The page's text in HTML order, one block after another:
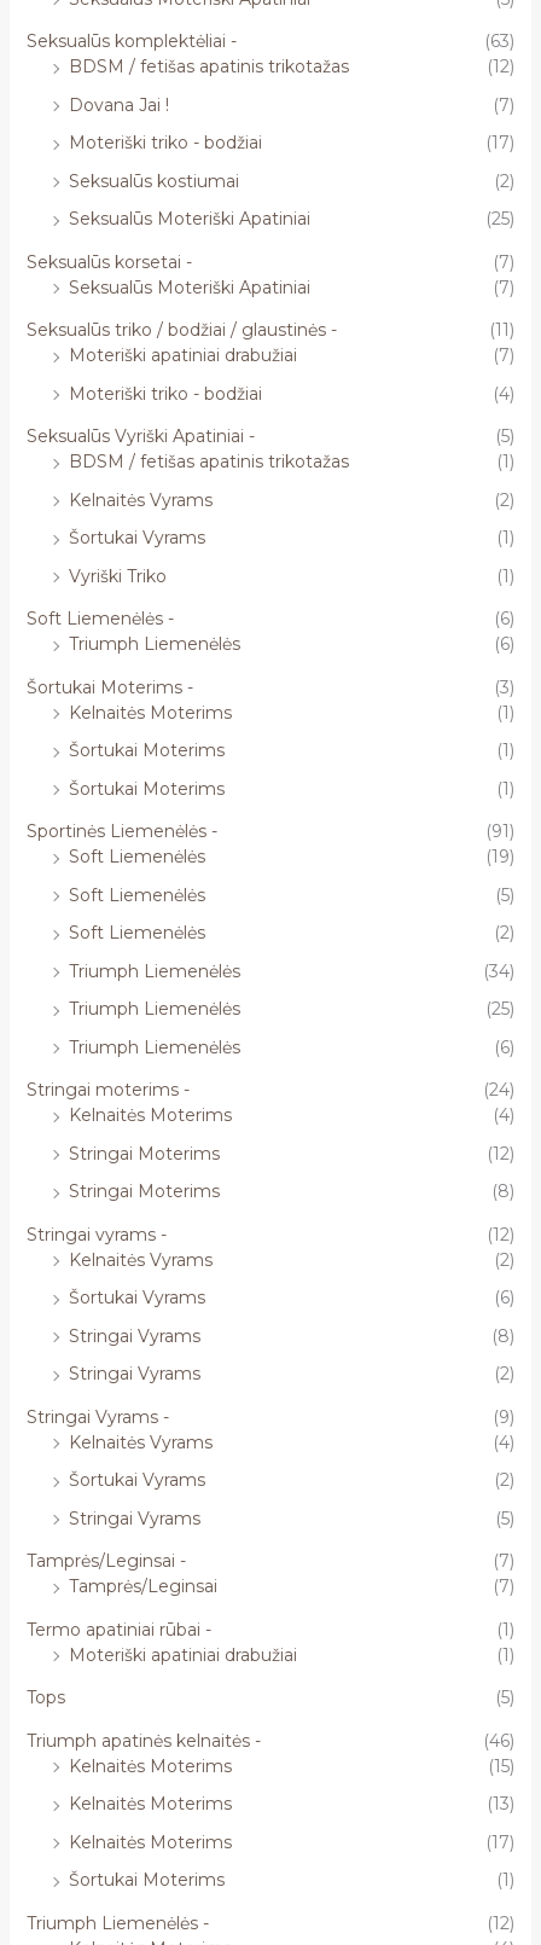
Seksualūs komplektėliai -
(63)
BDSM / fetišas apatinis trikotažas
(12)
Dovana Jai !
(7)
Moteriški triko - bodžiai
(17)
Seksualūs kostiumai
(2)
Seksualūs Moteriški Apatiniai
(25)
Seksualūs korsetai -
(7)
Seksualūs Moteriški Apatiniai
(7)
Seksualūs triko / bodžiai / glaustinės -
(11)
Moteriški apatiniai drabužiai
(7)
Moteriški triko - bodžiai
(4)
Seksualūs Vyriški Apatiniai -
(5)
BDSM / fetišas apatinis trikotažas
(1)
Kelnaitės Vyrams
(2)
Šortukai Vyrams
(1)
Vyriški Triko
(1)
Soft Liemenėlės -
(6)
Triumph Liemenėlės
(6)
Šortukai Moterims -
(3)
Kelnaitės Moterims
(1)
Šortukai Moterims
(1)
Šortukai Moterims
(1)
Sportinės Liemenėlės -
(91)
Soft Liemenėlės
(19)
Soft Liemenėlės
(5)
Soft Liemenėlės
(2)
Triumph Liemenėlės
(34)
Triumph Liemenėlės
(25)
Triumph Liemenėlės
(6)
Stringai moterims -
(24)
Kelnaitės Moterims
(4)
Stringai Moterims
(12)
Stringai Moterims
(8)
Stringai vyrams -
(12)
Kelnaitės Vyrams
(2)
Šortukai Vyrams
(6)
Stringai Vyrams
(8)
Stringai Vyrams
(2)
Stringai Vyrams -
(9)
Kelnaitės Vyrams
(4)
Šortukai Vyrams
(2)
Stringai Vyrams
(5)
Tamprės/Leginsai -
(7)
Tamprės/Leginsai
(7)
Termo apatiniai rūbai -
(1)
Moteriški apatiniai drabužiai
(1)
Tops
(5)
Triumph apatinės kelnaitės -
(46)
Kelnaitės Moterims
(15)
Kelnaitės Moterims
(13)
Kelnaitės Moterims
(17)
Šortukai Moterims
(1)
Triumph Liemenėlės -
(12)